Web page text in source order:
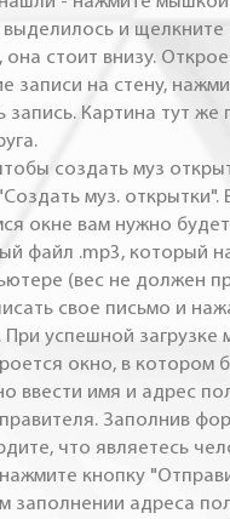
и щелкните
она стоит внизу.
записи на стену,
запись. Картина тут же
создать муз
муз. открытки".
окне вам нужно
файл .mp3, который
(вес не должен
свое письмо и
При успешной загрузке
окно, в котором
ввести имя и адрес
Заполнив
что являетесь
кнопку
заполнении адреса